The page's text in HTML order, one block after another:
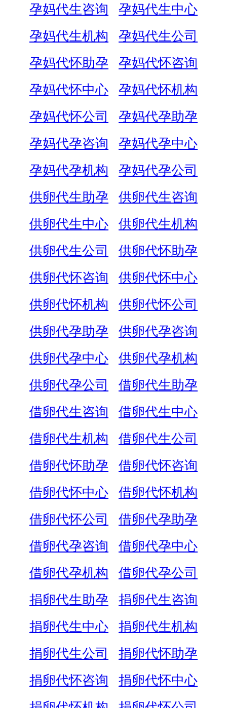
孕妈代生咨询
孕妈代生中心
孕妈代生机构
孕妈代生公司
孕妈代怀助孕
孕妈代怀咨询
孕妈代怀中心
孕妈代怀机构
孕妈代怀公司
孕妈代孕助孕
孕妈代孕咨询
孕妈代孕中心
孕妈代孕机构
孕妈代孕公司
供卵代生助孕
供卵代生咨询
供卵代生中心
供卵代生机构
供卵代生公司
供卵代怀助孕
供卵代怀咨询
供卵代怀中心
供卵代怀机构
供卵代怀公司
供卵代孕助孕
供卵代孕咨询
供卵代孕中心
供卵代孕机构
供卵代孕公司
借卵代生助孕
借卵代生咨询
借卵代生中心
借卵代生机构
借卵代生公司
借卵代怀助孕
借卵代怀咨询
借卵代怀中心
借卵代怀机构
借卵代怀公司
借卵代孕助孕
借卵代孕咨询
借卵代孕中心
借卵代孕机构
借卵代孕公司
捐卵代生助孕
捐卵代生咨询
捐卵代生中心
捐卵代生机构
捐卵代生公司
捐卵代怀助孕
捐卵代怀咨询
捐卵代怀中心